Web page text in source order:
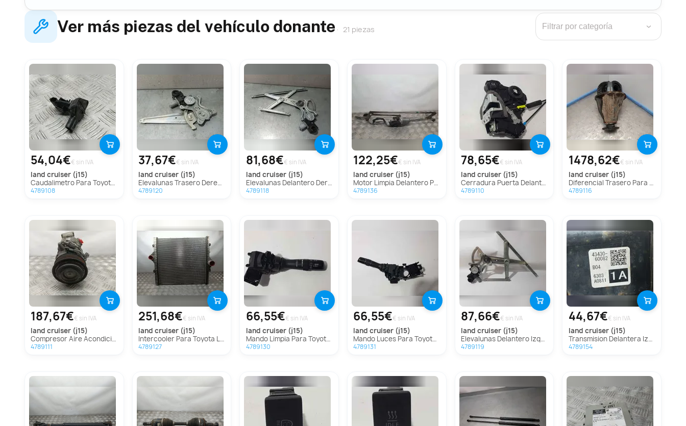
Ver más piezas del vehículo donante 21 piezas ›
54,04€€ sin IVA
land cruiser (j15)
Caudalimetro Para Toyota Land Cruiser
4789108
37,67€€ sin IVA
land cruiser (j15)
Elevalunas Trasero Derecho Para Toyota Land Cruiser
4789120
81,68€€ sin IVA
land cruiser (j15)
Elevalunas Delantero Derecho Para Toyota Land Cruiser
4789118
122,25€€ sin IVA
land cruiser (j15)
Motor Limpia Delantero Para Toyota Land Cruiser
4789136
78,65€€ sin IVA
land cruiser (j15)
Cerradura Puerta Delantera Izquierda Para Toyota Land Cruiser
4789110
1478,62€€ sin IVA
land cruiser (j15)
Diferencial Trasero Para Toyota Land Cruiser
4789116
187,67€€ sin IVA
land cruiser (j15)
Compresor Aire Acondicionado Para Toyota Land Cruiser
4789111
251,68€€ sin IVA
land cruiser (j15)
Intercooler Para Toyota Land Cruiser
4789127
66,55€€ sin IVA
land cruiser (j15)
Mando Limpia Para Toyota Land Cruiser
4789130
66,55€€ sin IVA
land cruiser (j15)
Mando Luces Para Toyota Land Cruiser
4789131
87,66€€ sin IVA
land cruiser (j15)
Elevalunas Delantero Izquierdo Para Toyota Land Cruiser
4789119
44,67€€ sin IVA
land cruiser (j15)
Transmision Delantera Izquierda para Toyota Land Cruiser (J15)
4789154